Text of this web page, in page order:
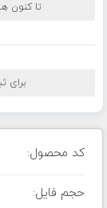
تا کنون
برای
کد محصول:
حجم فایل: